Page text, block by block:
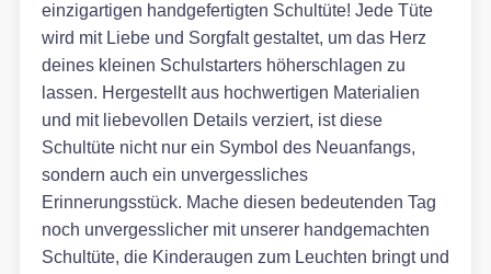
einzigartigen handgefertigten Schultüte! Jede Tüte
wird mit Liebe und Sorgfalt gestaltet, um das Herz
deines kleinen Schulstarters höherschlagen zu
lassen. Hergestellt aus hochwertigen Materialien
und mit liebevollen Details verziert, ist diese
Schultüte nicht nur ein Symbol des Neuanfangs,
sondern auch ein unvergessliches
Erinnerungsstück. Mache diesen bedeutenden Tag
noch unvergesslicher mit unserer handgemachten
Schultüte, die Kinderaugen zum Leuchten bringt und